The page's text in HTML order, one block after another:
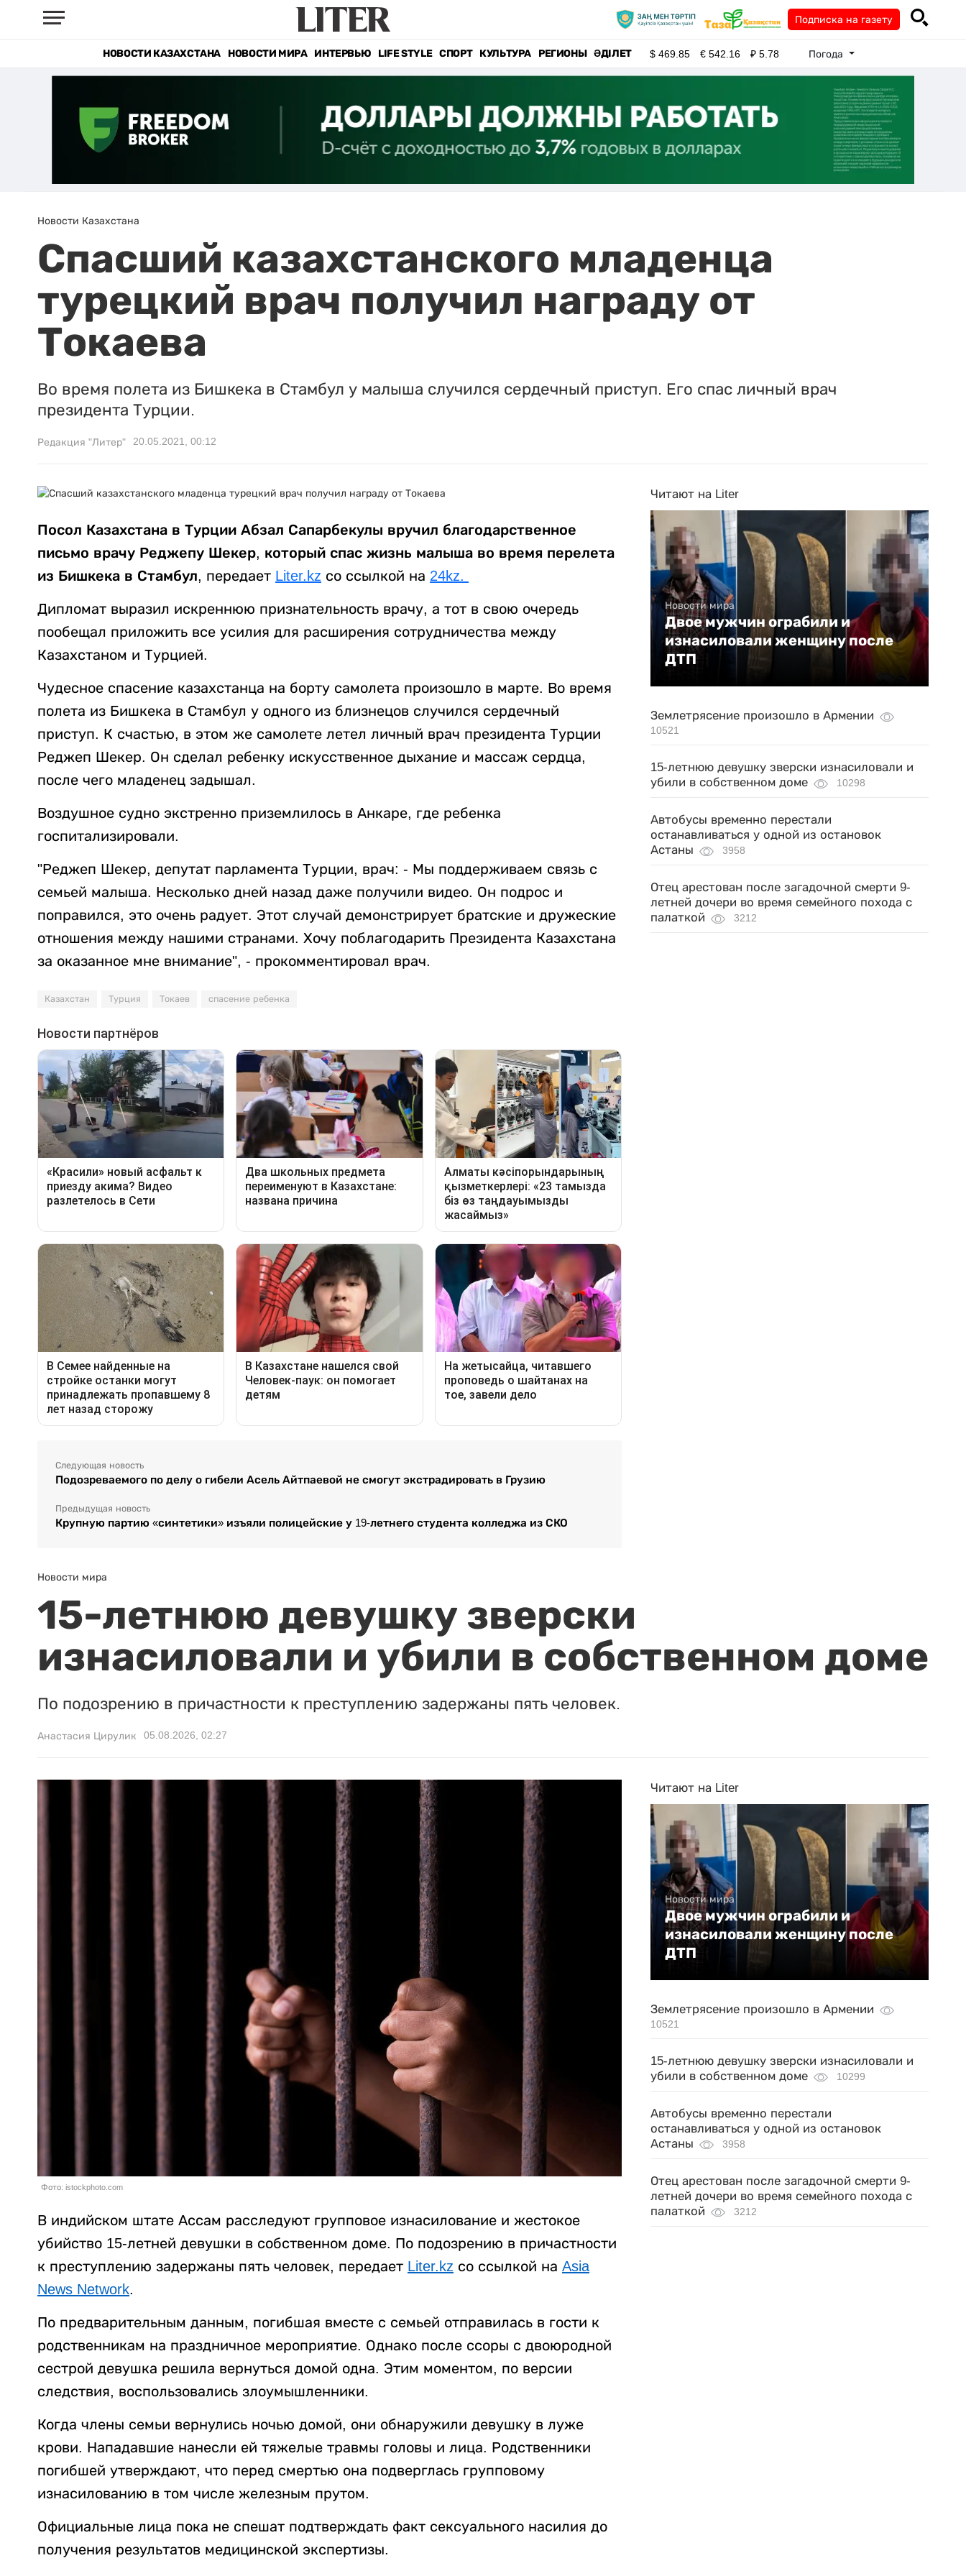
Подписка на газету
НОВОСТИ КАЗАХСТАНА НОВОСТИ МИРА ИНТЕРВЬЮ LIFE STYLE СПОРТ КУЛЬТУРА РЕГИОНЫ ӘДІЛЕТ $469.85 €542.16 ₽5.78 Погода
Новости Казахстана
Спасший казахстанского младенца
турецкий врач получил награду от
Токаева
Во время полета из Бишкека в Стамбул у малыша случился сердечный приступ. Его спас личный врач
президента Турции.
Редакция "Литер" 20.05.2021, 00:12
Посол Казахстана в Турции Абзал Сапарбекулы вручил благодарственное
письмо врачу Реджепу Шекер, который спас жизнь малыша во время перелета
из Бишкека в Стамбул, передает Liter.kz со ссылкой на 24kz.
Дипломат выразил искреннюю признательность врачу, а тот в свою очередь
пообещал приложить все усилия для расширения сотрудничества между
Казахстаном и Турцией.
Чудесное спасение казахстанца на борту самолета произошло в марте. Во время
полета из Бишкека в Стамбул у одного из близнецов случился сердечный
приступ. К счастью, в этом же самолете летел личный врач президента Турции
Реджеп Шекер. Он сделал ребенку искусственное дыхание и массаж сердца,
после чего младенец задышал.
Воздушное судно экстренно приземлилось в Анкаре, где ребенка
госпитализировали.
"Реджеп Шекер, депутат парламента Турции, врач: - Мы поддерживаем связь с
семьей малыша. Несколько дней назад даже получили видео. Он подрос и
поправился, это очень радует. Этот случай демонстрирует братские и дружеские
отношения между нашими странами. Хочу поблагодарить Президента Казахстана
за оказанное мне внимание", - прокомментировал врач.
Казахстан Турция Токаев спасение ребенка
Следующая новость
Подозреваемого по делу о гибели Асель Айтпаевой не смогут экстрадировать в Грузию
Предыдущая новость
Крупную партию «синтетики» изъяли полицейские у 19-летнего студента колледжа из СКО
Читают на Liter
Новости мира
Двое мужчин ограбили и
изнасиловали женщину после
ДТП
Землетрясение произошло в Армении
10521
15-летнюю девушку зверски изнасиловали и
убили в собственном доме
10298
Автобусы временно перестали
останавливаться у одной из остановок
Астаны
3958
Отец арестован после загадочной смерти 9-
летней дочери во время семейного похода с
палаткой
3212
Новости мира
15-летнюю девушку зверски
изнасиловали и убили в собственном доме
По подозрению в причастности к преступлению задержаны пять человек.
Анастасия Цирулик 05.08.2026, 02:27
Фото: istockphoto.com
В индийском штате Ассам расследуют групповое изнасилование и жестокое
убийство 15-летней девушки в собственном доме. По подозрению в причастности
к преступлению задержаны пять человек, передает Liter.kz со ссылкой на Asia
News Network.
По предварительным данным, погибшая вместе с семьей отправилась в гости к
родственникам на праздничное мероприятие. Однако после ссоры с двоюродной
сестрой девушка решила вернуться домой одна. Этим моментом, по версии
следствия, воспользовались злоумышленники.
Когда члены семьи вернулись ночью домой, они обнаружили девушку в луже
крови. Нападавшие нанесли ей тяжелые травмы головы и лица. Родственники
погибшей утверждают, что перед смертью она подверглась групповому
изнасилованию в том числе железным прутом.
Официальные лица пока не спешат подтверждать факт сексуального насилия до
получения результатов медицинской экспертизы.
Читают на Liter
Новости мира
Двое мужчин ограбили и
изнасиловали женщину после
ДТП
Землетрясение произошло в Армении
10521
15-летнюю девушку зверски изнасиловали и
убили в собственном доме
10299
Автобусы временно перестали
останавливаться у одной из остановок
Астаны
3958
Отец арестован после загадочной смерти 9-
летней дочери во время семейного похода с
палаткой
3212